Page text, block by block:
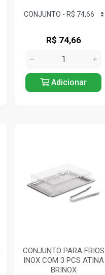
R$ 74,66
Adicionar
CONJUNTO PARA FRIOS
INOX COM 3 PCS ATINA
BRINOX